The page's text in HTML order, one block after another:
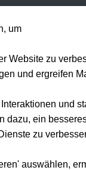
um
Website zu
und ergreifen
und
dazu, ein
zu
auswählen,